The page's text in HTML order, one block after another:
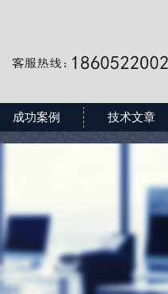
成功案例 技术文章